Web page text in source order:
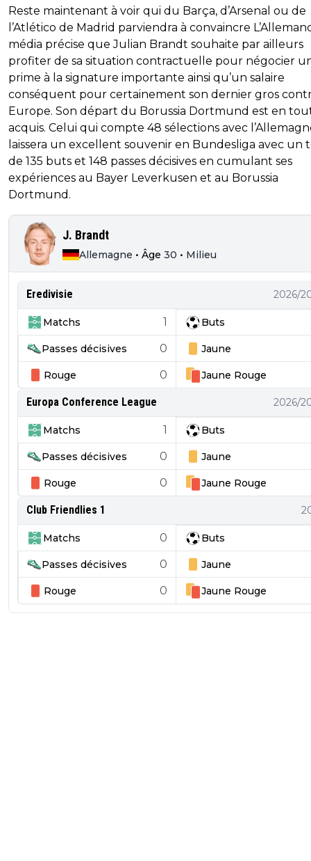
Reste maintenant à voir qui du Barça, d’Arsenal ou de
l’Atlético de Madrid parviendra à convaincre
média précise que Julian Brandt souhaite par ailleurs
profiter de sa situation contractuelle pour négocier
prime à la signature importante ainsi qu’un salaire
conséquent pour certainement son dernier gros
Europe. Son départ du Borussia Dortmund est en
acquis. Celui qui compte 48 sélections avec
laissera un excellent souvenir en Bundesliga avec un
de 135 buts et 148 passes décisives en cumulant ses
expériences au Bayer Leverkusen et au Borussia
Dortmund.
J. Brandt
Allemagne • Âge 30 • Milieu
Eredivisie 2026/
Matchs 1 Buts
Passes décisives 0 Jaune
Rouge 0 Jaune Rouge
Europa Conference League 2026/
Matchs 1 Buts
Passes décisives 0 Jaune
Rouge 0 Jaune Rouge
Club Friendlies 1
Matchs 0 Buts
Passes décisives 0 Jaune
Rouge 0 Jaune Rouge